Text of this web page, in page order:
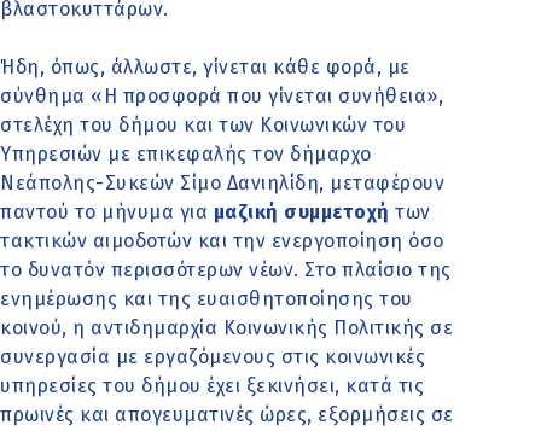
βλαστοκυττάρων.
Ήδη, όπως, άλλωστε, γίνεται κάθε φορά, με
σύνθημα «Η προσφορά που γίνεται συνήθεια»,
στελέχη του δήμου και των Κοινωνικών του
Υπηρεσιών με επικεφαλής τον δήμαρχο
Νεάπολης-Συκεών Σίμο Δανιηλίδη, μεταφέρουν
παντού το μήνυμα για μαζική συμμετοχή των
τακτικών αιμοδοτών και την ενεργοποίηση όσο
το δυνατόν περισσότερων νέων. Στο πλαίσιο της
ενημέρωσης και της ευαισθητοποίησης του
κοινού, η αντιδημαρχία Κοινωνικής Πολιτικής σε
συνεργασία με εργαζόμενους στις κοινωνικές
υπηρεσίες του δήμου έχει ξεκινήσει, κατά τις
πρωινές και απογευματινές ώρες, εξορμήσεις σε